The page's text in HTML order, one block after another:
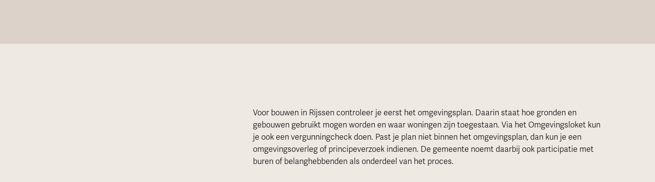
Voor bouwen in Rijssen controleer je eerst het omgevingsplan. Daarin staat hoe gronden en
gebouwen gebruikt mogen worden en waar woningen zijn toegestaan. Via het Omgevingsloket kun
je ook een vergunningcheck doen. Past je plan niet binnen het omgevingsplan, dan kun je een
omgevingsoverleg of principeverzoek indienen. De gemeente noemt daarbij ook participatie met
buren of belanghebbenden als onderdeel van het proces.